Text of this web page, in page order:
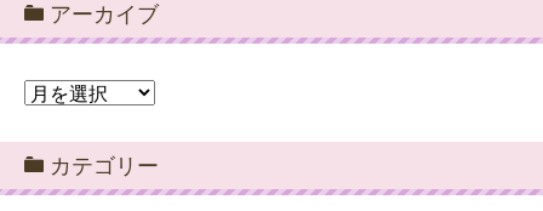
アーカイブ
ア
カ
イ
ブ
カテゴリー